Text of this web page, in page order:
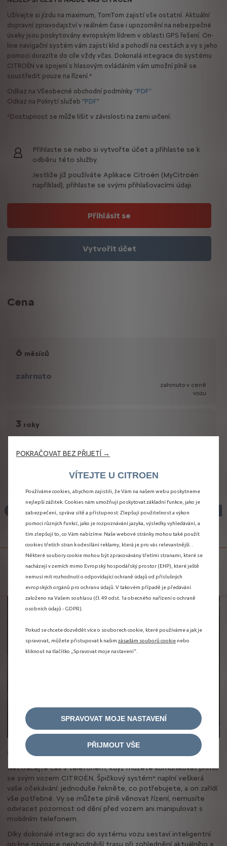
Užívejte si jízdu na maximum, TomTom zajistí vše ostatní. Aktuální
dopravní zpravodajství v reálném čase i upozornění na nebezpečné
úseky jsou poskytovány evropským lídrem v oblasti GPS řešení. On-
line navigační systém vám zajistí klid a pohodlí na cestách a vy s jeho
pomocí dorazíte do cíle vždy včas. Dokonalá integrace do systému
CITROËN ve spojení s hlasovým ovládáním vám umožní plně se
soustředit pouze na řízení.*
Odkaz na Všeobecné obchodní podmínky "PDF"
Odkaz na Pokrytí služeb “PDF"
*Dostupnost se může lišit v závislosti na zemi určení.
Přihlaste se nebo si vytvořte účet a přihlaste se k
odběru této služby.
Jestliže již používáte Aplikace Citroën (MyCitroën
například), přihlaste se svými přihlašovacími údaji.
Přihlásit se
Vytvořit účet
Cena
6 měsíců
zahrnuto
zahrnuto v ceně
vozu
3 roky
zahrnuto
CONNECTED NAVIGATION
PACK PLUS
DOKONALÝ POMOCNÍK
DOKONALÝ POMOCNÍK
Neztrácejte čas s telefonem, když můžete komunikovat přímo
se svým vozem CITROËN. Špičkový systém* naplní veškerá
vaše očekávání: jednoduše řekněte, co potřebujete, a on zařídí
vše potřebné. Vy se můžete plně věnovat řízení, nemusíte
odvracet pozornost od dění před vozem ani manipulovat s
mobilním telefonem.
Díky dokonalé integraci do systému vozu sestaví inteligentní
on-line navigace nejvhodnější trasu při zohlednění aktuálního a
POKRAČOVAT BEZ PŘIJETÍ →
VÍTEJTE U CITROEN
Používáme cookies, abychom zajistili, že Vám na našem webu poskytneme
nejlepší zážitek. Cookies nám umožňují poskytovat základní funkce, jako je
zabezpečení, správa sítě a přístupnost. Zlepšují použitelnost a výkon
pomocí různých funkcí, jako je rozpoznávání jazyka, výsledky vyhledávání, a
tím zlepšují to, co Vám nabízíme. Naše webové stránky mohou také použít
cookies třetích stran k odesílání reklamy, která je pro vás relevantnější. .
Některé soubory cookie mohou být zpracovávány třetími stranami, které se
nacházejí v zemích mimo Evropský hospodářský prostor (EHP), které ještě
nemusí mít rozhodnutí o odpovídající ochraně údajů od příslušných
evropských orgánů pro ochranu údajů. V takovém případě je předávání
založeno na Vašem souhlasu (čl. 49 odst. 1a obecného nařízení o ochraně
osobních údajů - GDPR).
Pokud se chcete dozvědět více o souborech cookie, které používáme a jak je
spravovat, můžete přistupovat k našim zásadám souborů cookie nebo
kliknout na tlačítko „Spravovat moje nastavení“.
SPRAVOVAT MOJE NASTAVENÍ
PŘIJMOUT VŠE